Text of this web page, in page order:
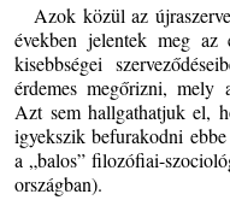
Azok közül az
években jelentek meg az
kisebbségei
érdemes megőrizni, mely
Azt sem hallgathatjuk el,
igyekszik befurakodni
a „balos” filozófiai-
országban).